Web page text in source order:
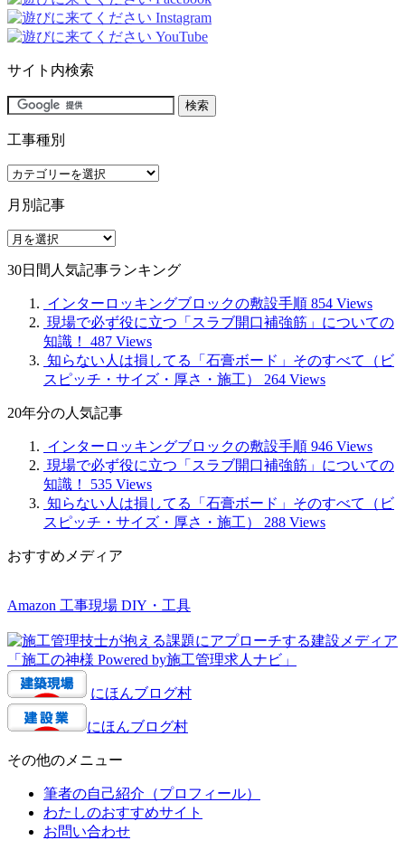
サイト内検索
工事種別
工
種
別
月別記事
月
記
30日間人気記事ランキング
インターロッキングブロックの敷設手順 854 Views
現場で必ず役に立つ「スラブ開口補強筋」についての
知識！
487 Views
知らない人は損してる「石膏ボード」そのすべて（ビ
スピッチ・サイズ・厚さ・施工）
264 Views
20年分の人気記事
インターロッキングブロックの敷設手順 946 Views
現場で必ず役に立つ「スラブ開口補強筋」についての
知識！
535 Views
知らない人は損してる「石膏ボード」そのすべて（ビ
スピッチ・サイズ・厚さ・施工）
288 Views
おすすめメディア
Amazon 工事現場 DIY・工具
にほんブログ村
にほんブログ村
その他のメニュー
筆者の自己紹介（プロフィール）
わたしのおすすめサイト
お問い合わせ